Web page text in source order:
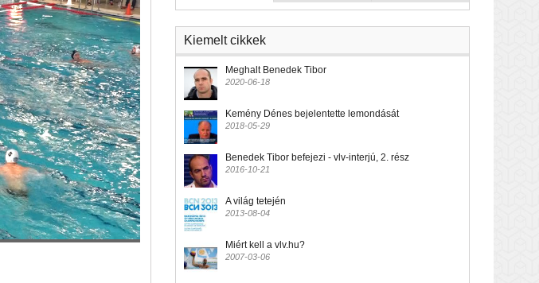
Kiemelt cikkek
Meghalt Benedek Tibor
2020-06-18
Kemény Dénes bejelentette lemondását
2018-05-29
Benedek Tibor befejezi - vlv-interjú, 2. rész
2016-10-21
A világ tetején
2013-08-04
Miért kell a vlv.hu?
2007-03-06